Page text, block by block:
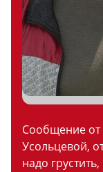
Сообщение
Усольцевой,
надо